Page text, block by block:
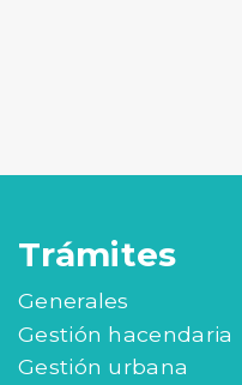
Trámites
Generales
Gestión hacendaria
Gestión urbana